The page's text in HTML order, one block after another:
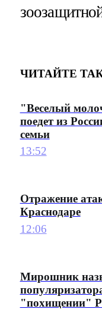
ЧИТАЙТЕ
"Веселый
поедет из
семьи
13:52
Отражение
Краснодаре
12:06
Мирошник
"похищении"